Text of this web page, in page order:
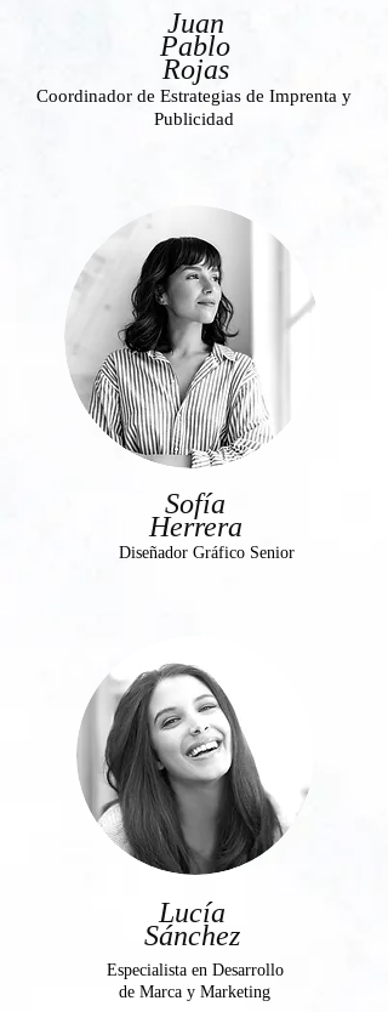
Juan
Pablo
Rojas
Coordinador de Estrategias de Imprenta y
Publicidad
Sofía
Herrera
Diseñador Gráfico Senior
Lucía
Sánchez
Especialista en Desarrollo
de Marca y Marketing